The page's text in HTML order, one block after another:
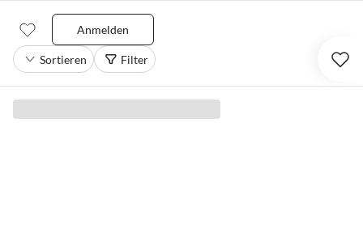
Anmelden
Sortieren Filter